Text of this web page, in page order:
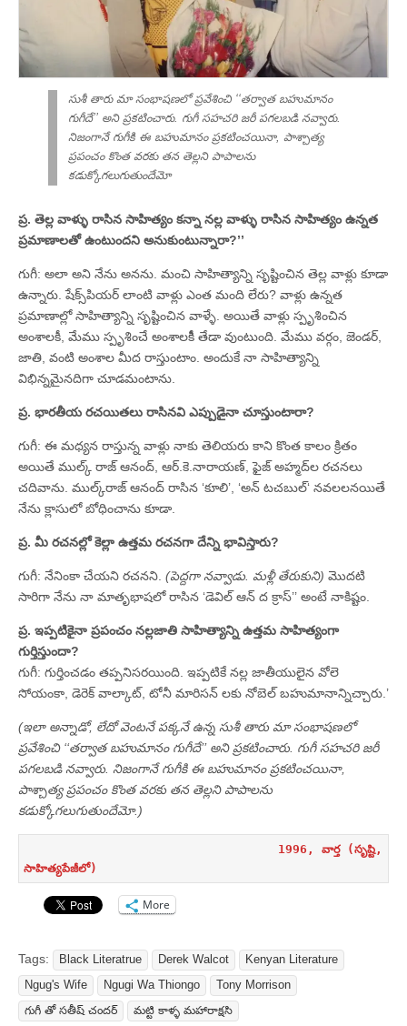
సుశీ తారు మా సంభాషణలో ప్రవేశించి ‘‘తర్వాత బహుమానం
గుగీదే’’ అని ప్రకటించారు. గుగీ సహచరి జరీ పగలబడి నవ్వారు.
నిజంగానే గుగీకి ఈ బహుమానం ప్రకటించయినా, పాశ్చాత్య
ప్రపంచం కొంత వరకు తన తెల్లని పాపాలను
కడుక్కోగలుగుతుందేమో
ప్ర. తెల్ల వాళ్ళు రాసిన సాహిత్యం కన్నా నల్ల వాళ్ళు రాసిన సాహిత్యం ఉన్నత
ప్రమాణాలతో ఉంటుందని అనుకుంటున్నారా?’’
గుగీ: అలా అని నేను అనను. మంచి సాహిత్యాన్ని సృష్టించిన తెల్ల వాళ్లు కూడా
ఉన్నారు. షేక్స్‌పియర్‌ లాంటి వాళ్లు ఎంత మంది లేరు? వాళ్లు ఉన్నత
ప్రమాణాల్లో సాహిత్యాన్ని సృష్టించిన వాళ్ళే. అయితే వాళ్లు స్పృశించిన
అంశాలకీ, మేము స్పృశించే అంశాలకీి తేడా వుంటుంది. మేము వర్గం, జెండర్‌,
జాతి, వంటి అంశాల మీద రాస్తుంటాం. అందుకే నా సాహిత్యాన్ని
విభిన్నమైనదిగా చూడమంటాను.
ప్ర. భారతీయ రచయితలు రాసినవి ఎప్పుడైనా చూస్తుంటారా?
గుగీ: ఈ మధ్యన రాస్తున్న వాళ్లు నాకు తెలియరు కాని కొంత కాలం క్రితం
అయితే ముల్క్‌ రాజ్‌ ఆనంద్‌, ఆర్‌.కె.నారాయణ్‌, ఫైజ్‌ అహ్మద్‌ల రచనలు
చదివాను. ముల్క్‌రాజ్‌ ఆనంద్‌ రాసిన ‘కూలి’, ‘అన్‌ టచబుల్‘ నవలలనయితే
నేను క్లాసులో బోధించాను కూడా.
ప్ర. మీ రచనల్లో కెల్లా ఉత్తమ రచనగా దేన్ని భావిస్తారు?
గుగీ: నేనింకా చేయని రచనని. (పెద్దగా నవ్వాడు. మళ్లీ తేరుకుని) మొదటి
సారిగా నేను నా మాతృభాషలో రాసిన ‘డెవిల్‌ ఆన్‌ ద క్రాస్‌’’ అంటే నాకిష్టం.
ప్ర. ఇప్పటికైనా ప్రపంచం నల్లజాతి సాహిత్యాన్ని ఉత్తమ సాహిత్యంగా
గుర్తిస్తుందా?
గుగీ: గుర్తించడం తప్పనిసరయింది. ఇప్పటికే నల్ల జాతీయులైన వోలె
సోయంకా, డెరెక్‌ వాల్కాట్‌, టోనీ మారిసన్‌ లకు నోబెల్‌ బహుమానాన్నిచ్చారు.’
(ఇలా అన్నాడో, లేదో వెంటనే పక్కనే ఉన్న సుశీ తారు మా సంభాషణలో
ప్రవేశించి ‘‘తర్వాత బహుమానం గుగీదే’’ అని ప్రకటించారు. గుగీ సహచరి జరీ
పగలబడి నవ్వారు. నిజంగానే గుగీకి ఈ బహుమానం ప్రకటించయినా,
పాశ్చాత్య ప్రపంచం కొంత వరకు తన తెల్లని పాపాలను
కడుక్కోగలుగుతుందేమో.)
1996, వార్త (సృష్టి,
సాహిత్యపేజీలో)
More
Tags: Black Literatrue Derek Walcot
Kenyan Literature
Ngug's Wife
Ngugi Wa Thiongo
Tony Morrison
గుగీ తో సతీష్ చందర్
మట్టి కాళ్ళ మహారాక్షసి